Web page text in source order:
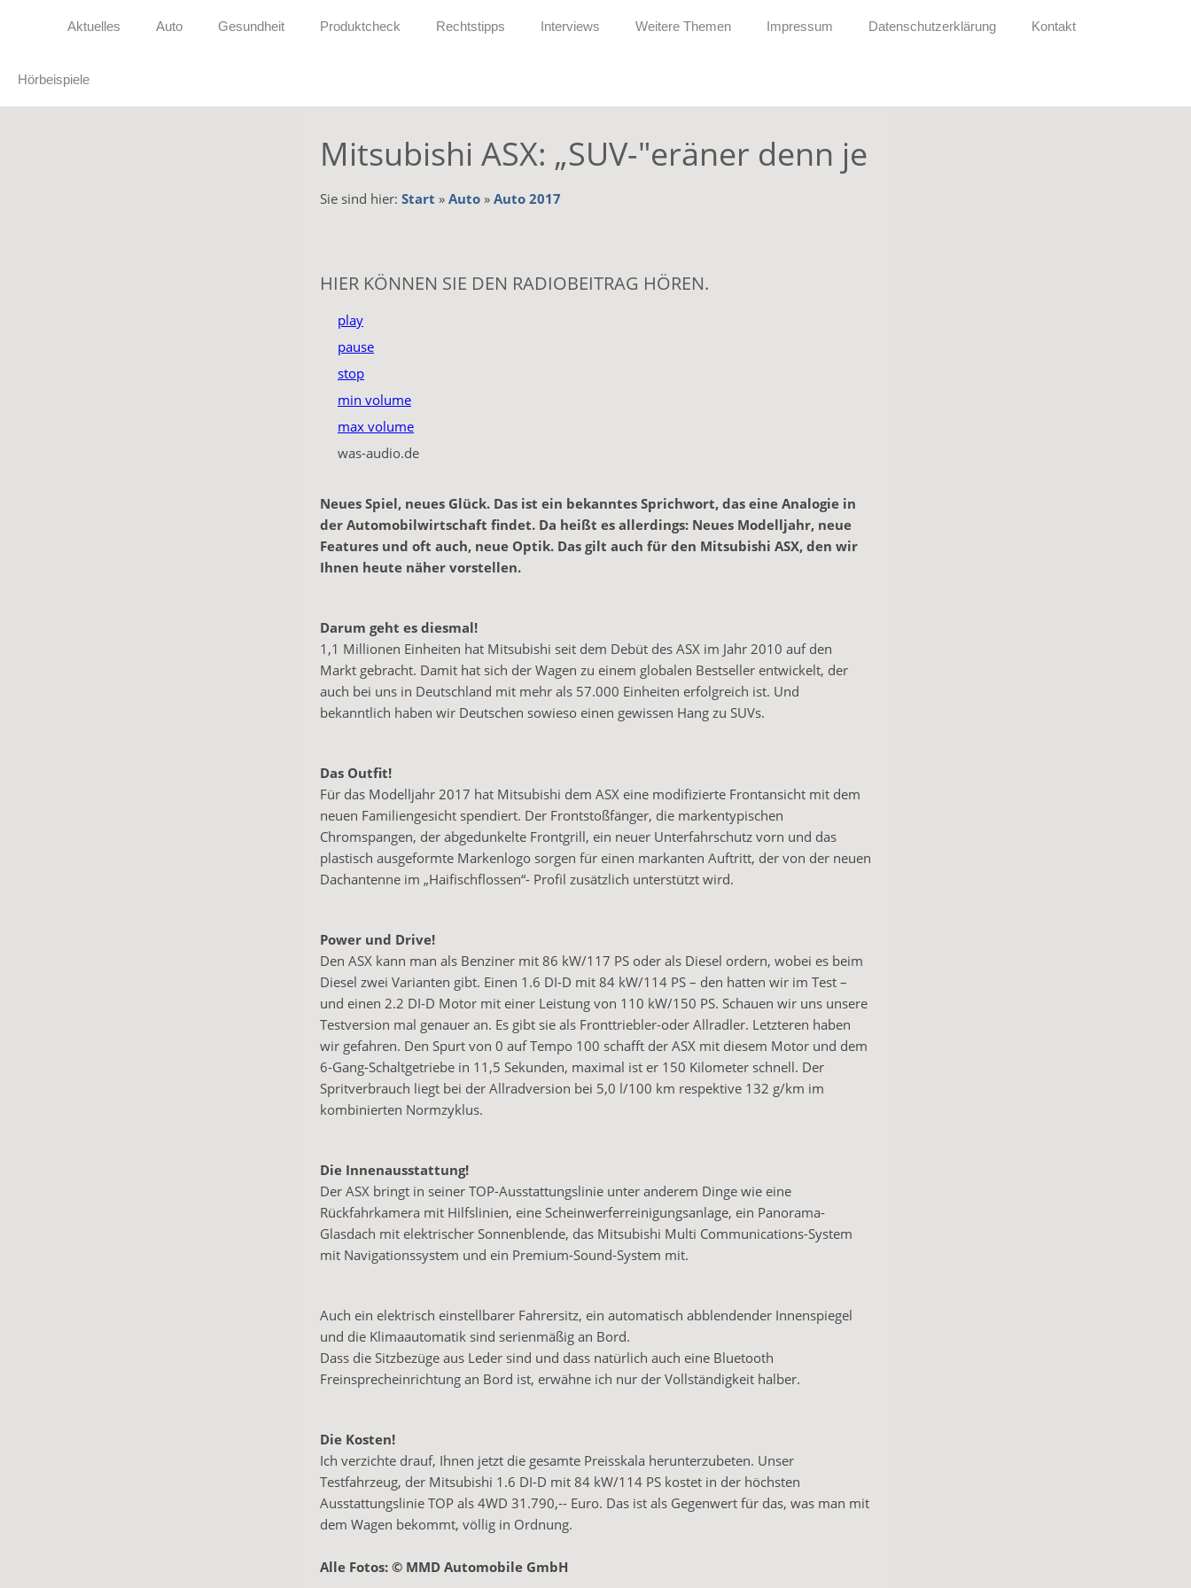
Aktuelles Auto Gesundheit Produktcheck Rechtstipps Interviews Weitere Themen Impressum Datenschutzerklärung Kontakt
Hörbeispiele
Mitsubishi ASX: „SUV-"eräner denn je
Sie sind hier: Start » Auto » Auto 2017
HIER KÖNNEN SIE DEN RADIOBEITRAG HÖREN.
play
pause
stop
min volume
max volume
was-audio.de
Neues Spiel, neues Glück. Das ist ein bekanntes Sprichwort, das eine Analogie in
der Automobilwirtschaft findet. Da heißt es allerdings: Neues Modelljahr, neue
Features und oft auch, neue Optik. Das gilt auch für den Mitsubishi ASX, den wir
Ihnen heute näher vorstellen.
Darum geht es diesmal!
1,1 Millionen Einheiten hat Mitsubishi seit dem Debüt des ASX im Jahr 2010 auf den
Markt gebracht. Damit hat sich der Wagen zu einem globalen Bestseller entwickelt, der
auch bei uns in Deutschland mit mehr als 57.000 Einheiten erfolgreich ist. Und
bekanntlich haben wir Deutschen sowieso einen gewissen Hang zu SUVs.
Das Outfit!
Für das Modelljahr 2017 hat Mitsubishi dem ASX eine modifizierte Frontansicht mit dem
neuen Familiengesicht spendiert. Der Frontstoßfänger, die markentypischen
Chromspangen, der abgedunkelte Frontgrill, ein neuer Unterfahrschutz vorn und das
plastisch ausgeformte Markenlogo sorgen für einen markanten Auftritt, der von der neuen
Dachantenne im „Haifischflossen“- Profil zusätzlich unterstützt wird.
Power und Drive!
Den ASX kann man als Benziner mit 86 kW/117 PS oder als Diesel ordern, wobei es beim
Diesel zwei Varianten gibt. Einen 1.6 DI-D mit 84 kW/114 PS – den hatten wir im Test –
und einen 2.2 DI-D Motor mit einer Leistung von 110 kW/150 PS. Schauen wir uns unsere
Testversion mal genauer an. Es gibt sie als Fronttriebler-oder Allradler. Letzteren haben
wir gefahren. Den Spurt von 0 auf Tempo 100 schafft der ASX mit diesem Motor und dem
6-Gang-Schaltgetriebe in 11,5 Sekunden, maximal ist er 150 Kilometer schnell. Der
Spritverbrauch liegt bei der Allradversion bei 5,0 l/100 km respektive 132 g/km im
kombinierten Normzyklus.
Die Innenausstattung!
Der ASX bringt in seiner TOP-Ausstattungslinie unter anderem Dinge wie eine
Rückfahrkamera mit Hilfslinien, eine Scheinwerferreinigungsanlage, ein Panorama-
Glasdach mit elektrischer Sonnenblende, das Mitsubishi Multi Communications-System
mit Navigationssystem und ein Premium-Sound-System mit.
Auch ein elektrisch einstellbarer Fahrersitz, ein automatisch abblendender Innenspiegel
und die Klimaautomatik sind serienmäßig an Bord.
Dass die Sitzbezüge aus Leder sind und dass natürlich auch eine Bluetooth
Freinsprecheinrichtung an Bord ist, erwähne ich nur der Vollständigkeit halber.
Die Kosten!
Ich verzichte drauf, Ihnen jetzt die gesamte Preisskala herunterzubeten. Unser
Testfahrzeug, der Mitsubishi 1.6 DI-D mit 84 kW/114 PS kostet in der höchsten
Ausstattungslinie TOP als 4WD 31.790,-- Euro. Das ist als Gegenwert für das, was man mit
dem Wagen bekommt, völlig in Ordnung.
Alle Fotos: © MMD Automobile GmbH